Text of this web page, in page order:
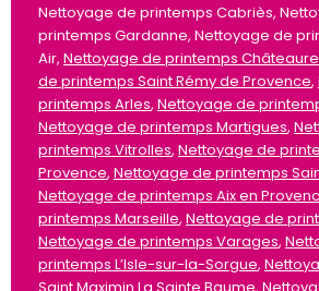
Nettoyage de printemps Cabriès,
printemps Gardanne, Nettoyage de
Air, Nettoyage de printemps
de printemps Saint Rémy de Provence,
printemps Arles, Nettoyage de
Nettoyage de printemps Martigues,
printemps Vitrolles, Nettoyage de
Provence, Nettoyage de printemps
Nettoyage de printemps Aix en
printemps Marseille, Nettoyage de
Nettoyage de printemps Varages,
printemps L’Isle-sur-la-Sorgue,